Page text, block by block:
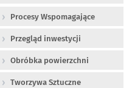
Procesy Wspomagające
Przegląd inwestycji
Obróbka powierzchni
Tworzywa Sztuczne